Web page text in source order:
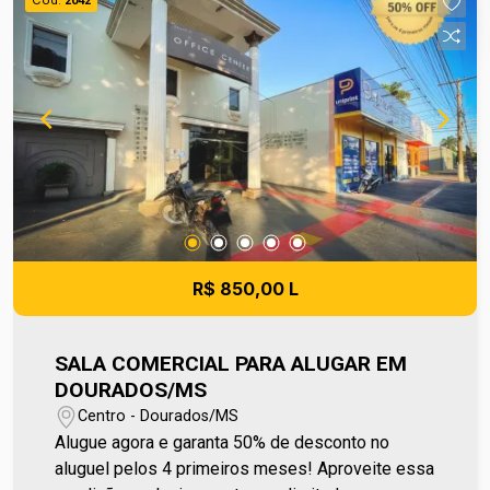
compras de materiais e limpeza das áreas
compartilhadas, garantindo praticidade e
organização. Entre em contato e agende sua
visita no número (67) 2108-2121. Os valores de
IPTU e Condomínio poderão sofrer reajustes de
valores sem aviso prévio, pois são de
responsabilidade da administradora do
condomínio e prefeitura municipal. A metragem
informada é aproximada e pode apresentar
pequenas variações. Ref imv 3873
R$ 850,00 L
SALA COMERCIAL PARA ALUGAR EM
DOURADOS/MS
Centro - Dourados/MS
Alugue agora e garanta 50% de desconto no
aluguel pelos 4 primeiros meses! Aproveite essa